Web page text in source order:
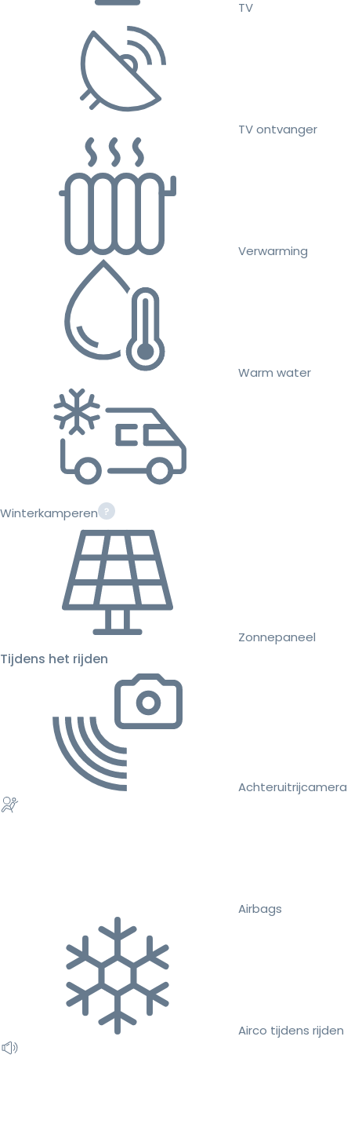
TV
TV ontvanger
Verwarming
Warm water
Winterkamperen
Zonnepaneel
Tijdens het rijden
Achteruitrijcamera
Airbags
Airco tijdens rijden